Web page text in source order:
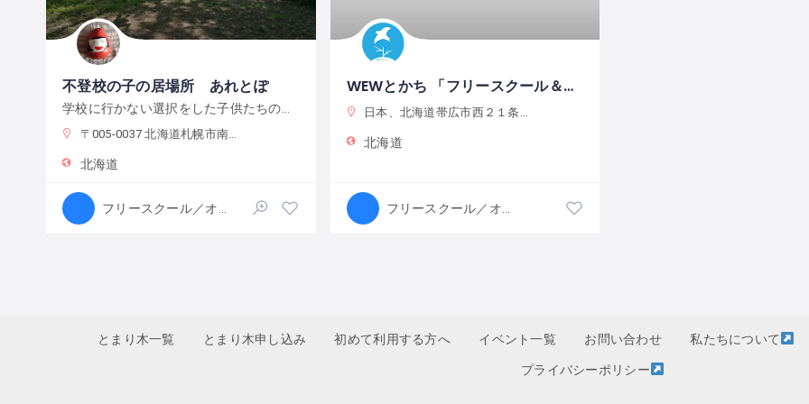
不登校の子の居場所 あれとぽ
〒005-0037 北海道札幌市南区南３７条西１０丁目１−２
北海道
WEWとかち 「フリースクール＆フリースペースくるみの森 」
日本、北海道帯広市西２１条南３丁目１５−２６
北海道
とまり木一覧 とまり木申し込み 初めて利用する方へ イベント一覧 お問い合わせ 私たちについて
プライバシーポリシー